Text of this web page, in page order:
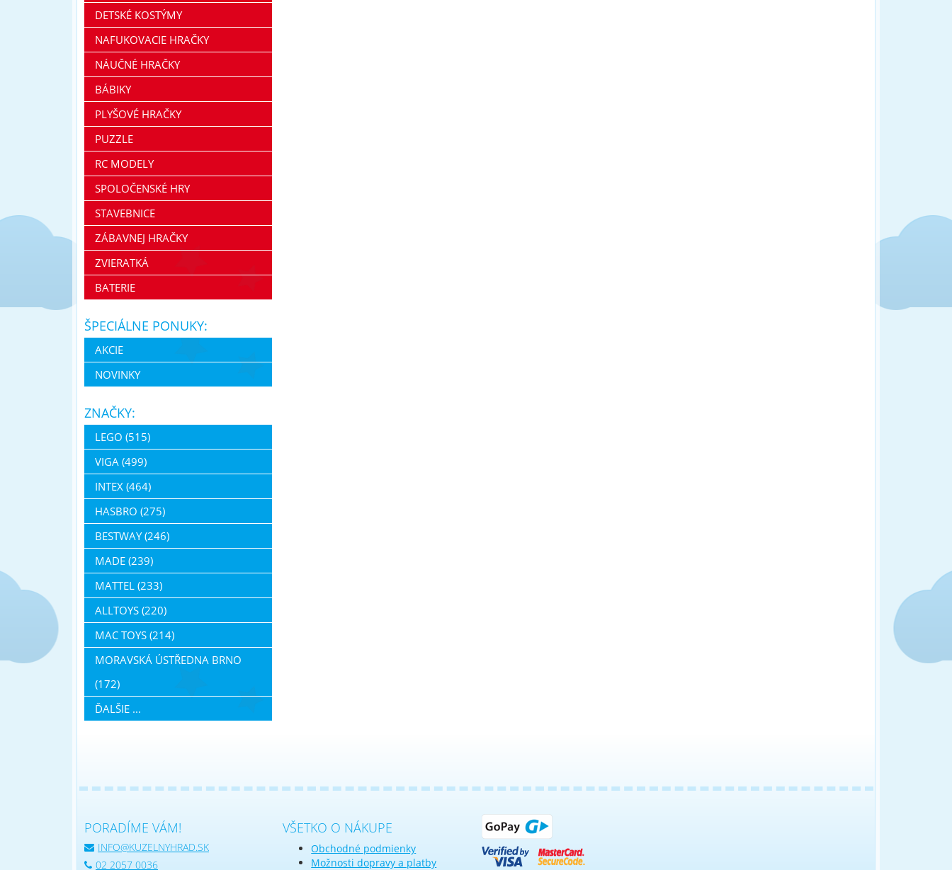
DETSKÉ KOSTÝMY
NAFUKOVACIE HRAČKY
NÁUČNÉ HRAČKY
BÁBIKY
PLYŠOVÉ HRAČKY
PUZZLE
RC MODELY
SPOLOČENSKÉ HRY
STAVEBNICE
ZÁBAVNEJ HRAČKY
ZVIERATKÁ
BATERIE
ŠPECIÁLNE PONUKY:
AKCIE
NOVINKY
ZNAČKY:
LEGO (515)
VIGA (499)
INTEX (464)
HASBRO (275)
BESTWAY (246)
MADE (239)
MATTEL (233)
ALLTOYS (220)
MAC TOYS (214)
MORAVSKÁ ÚSTŘEDNA BRNO
(172)
ĎALŠIE ...
PORADÍME VÁM!
INFO@KUZELNYHRAD.SK
02 2057 0036
VŠETKO O NÁKUPE
Obchodné podmienky
Možnosti dopravy a platby